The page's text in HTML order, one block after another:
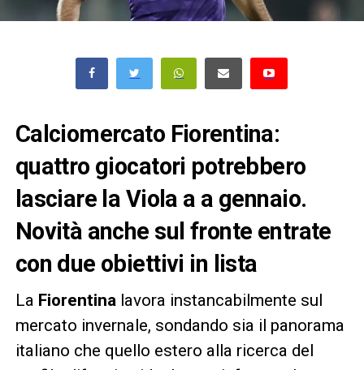
Calciomercato Fiorentina:
quattro giocatori potrebbero
lasciare la Viola a a gennaio.
Novità anche sul fronte entrate
con due obiettivi in lista
La Fiorentina lavora instancabilmente sul
mercato invernale, sondando sia il panorama
italiano che quello estero alla ricerca del